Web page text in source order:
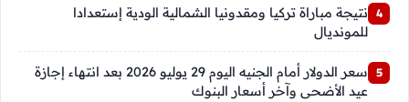
نتيجة مباراة تركيا ومقدونيا الشمالية الودية إستعدادا
للمونديال
سعر الدولار أمام الجنيه اليوم 29 يوليو 2026 بعد انتهاء إجازة
عيد الأضحى وآخر أسعار البنوك